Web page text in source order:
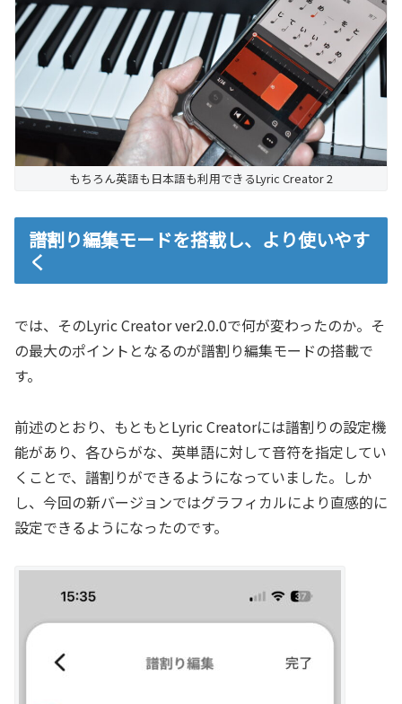
もちろん英語も日本語も利用できるLyric Creator 2
譜割り編集モードを搭載し、より使いやす
く
では、そのLyric Creator ver2.0.0で何が変わったのか。そ
の最大のポイントとなるのが譜割り編集モードの搭載で
す。
前述のとおり、もともとLyric Creatorには譜割りの設定機
能があり、各ひらがな、英単語に対して音符を指定してい
くことで、譜割りができるようになっていました。しか
し、今回の新バージョンではグラフィカルにより直感的に
設定できるようになったのです。